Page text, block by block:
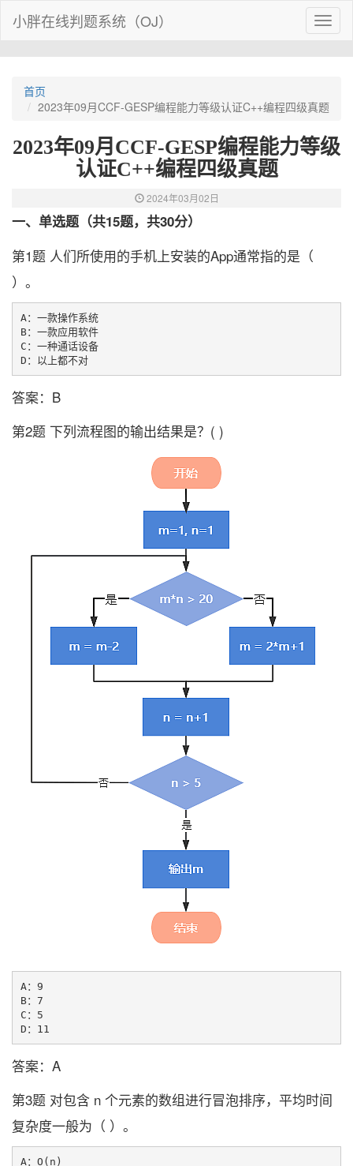
小胖在线判题系统（OJ）
首页
2023年09月CCF-GESP编程能力等级认证C++编程四级真题
2023年09月CCF-GESP编程能力等级
认证C++编程四级真题
2024年03月02日
一、单选题（共15题，共30分）
第1题 人们所使用的手机上安装的App通常指的是（
）。
A：一款操作系统
B：一款应用软件
C：一种通话设备
D：以上都不对
答案：B
第2题 下列流程图的输出结果是？( )
A：9
B：7
C：5
答案：A
第3题 对包含 n 个元素的数组进行冒泡排序，平均时间
复杂度一般为（ ）。
A：O(n)